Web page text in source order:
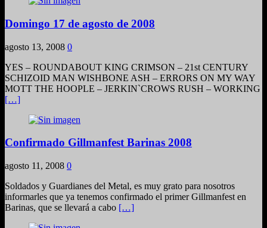
Domingo 17 de agosto de 2008
agosto 13, 2008 0
YES – ROUNDABOUT KING CRIMSON – 21st CENTURY
SCHIZOID MAN WISHBONE ASH – ERRORS ON MY WAY
MOTT THE HOOPLE – JERKIN`CROWS RUSH – WORKING
[…]
Confirmado Gillmanfest Barinas 2008
agosto 11, 2008 0
Soldados y Guardianes del Metal, es muy grato para nosotros
informarles que ya tenemos confirmado el primer Gillmanfest en
Barinas, que se llevará a cabo […]